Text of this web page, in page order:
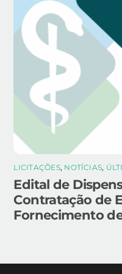
LICITAÇÕES, NOTÍCIAS,
Edital de
Contratação de
Fornecimento